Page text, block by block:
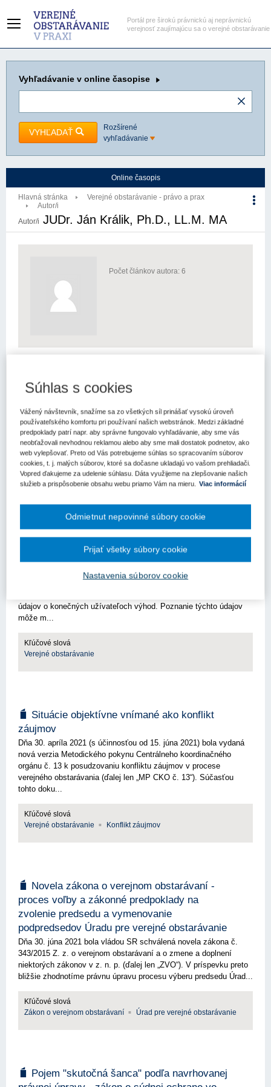
Portál pre širokú právnickú aj neprávnickú
verejnosť zaujímajúcu sa o verejné obstarávanie
Vyhľadávanie v online časopise
VYHĽADAŤ
Rozšírené
vyhľadávanie
Online časopis
Hlavná stránka
Verejné obstarávanie - právo a prax
Autor/i
Autor/i JUDr. Ján Králik, Ph.D., LL.M. MA
Počet článkov autora: 6
Aktuality (0)
EPPO A OLAF - dôležitá úloha v boji proti
podvodom a ochrane finančných záujmov EÚ
Článok sa zaoberá úlohou Európskej prokuratúry (z angl.
„European Public Prosecutor‘s Office“, ďalej len „EPPO“)
a Európskeho úradu pre boj proti podvodom (z fr. „Office européen
de lutte antifraude“, ďalej len „OLAF“) pri vyšetrovaní podvodov
Register Open Ownership - Verejne
dostupný globálny register konečných
užívateľov výhod?
V článku sa zameriame na problematiku konečných užívateľov
údajov o konečných užívateľoch výhod. Poznanie týchto údajov
môže m...
Kľúčové slová
Verejné obstarávanie
Situácie objektívne vnímané ako konflikt
záujmov
Dňa 30. apríla 2021 (s účinnosťou od 15. júna 2021) bola vydaná
nová verzia Metodického pokynu Centrálneho koordinačného
orgánu č. 13 k posudzovaniu konfliktu záujmov v procese
verejného obstarávania (ďalej len „MP CKO č. 13“). Súčasťou
tohto doku...
Kľúčové slová
Verejné obstarávanie
Konflikt záujmov
Novela zákona o verejnom obstarávaní -
proces voľby a zákonné predpoklady na
zvolenie predsedu a vymenovanie
podpredsedov Úradu pre verejné obstarávanie
Dňa 30. júna 2021 bola vládou SR schválená novela zákona č.
343/2015 Z. z. o verejnom obstarávaní a o zmene a doplnení
niektorých zákonov v z. n. p. (ďalej len „ZVO“). V príspevku preto
bližšie zhodnotíme právnu úpravu procesu výberu predsedu Úrad...
Kľúčové slová
Zákon o verejnom obstarávaní
Úrad pre verejné obstarávanie
Pojem "skutočná šanca" podľa navrhovanej
Súhlas s cookies
Vážený návštevník, snažíme sa zo všetkých síl prinášať vysokú úroveň
používateľského komfortu pri používaní našich webstránok. Medzi základné
predpoklady patrí napr. aby správne fungovalo vyhľadávanie, aby sme vás
neobťažovali nevhodnou reklamou alebo aby sme mali dostatok podnetov, ako
web vylepšovať. Preto od Vás potrebujeme súhlas so spracovaním súborov
cookies, t. j. malých súborov, ktoré sa dočasne ukladajú vo vašom prehliadači.
Vopred ďakujeme za udelenie súhlasu. Dáta využijeme na zlepšovanie našich
služieb a prispôsobenie obsahu webu priamo Vám na mieru. Viac informácií
Nastavenia súborov cookie
Odmietnut nepovinné súbory cookie
Prijať všetky súbory cookie